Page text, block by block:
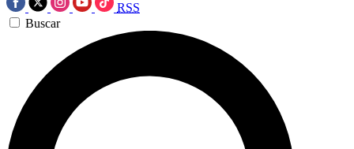
RSS
Buscar